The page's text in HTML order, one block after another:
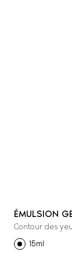
ÉMULSION
Contour des
15ml